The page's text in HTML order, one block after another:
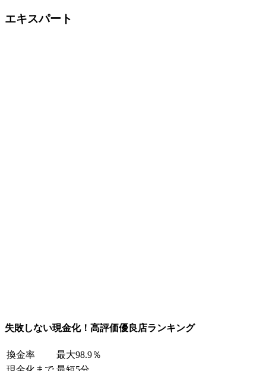
エキスパート
失敗しない現金化！高評価優良店ランキング
換金率
最大98.9％